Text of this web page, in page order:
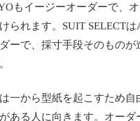
もイージーオーダーで、
られます。SUIT SELECT
ーで、採寸手段そのものが
一から型紙を起こすため自
ある人に向きます。オーダ